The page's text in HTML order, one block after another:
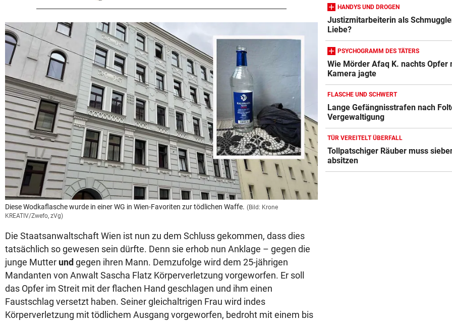
Diese Wodkaflasche wurde in einer WG in Wien-Favoriten zur tödlichen Waffe. (Bild: Krone
KREATIV/Zwefo, zVg)
Die Staatsanwaltschaft Wien ist nun zu dem Schluss gekommen, dass dies
tatsächlich so gewesen sein dürfte. Denn sie erhob nun Anklage – gegen die
junge Mutter und gegen ihren Mann. Demzufolge wird dem 25-jährigen
Mandanten von Anwalt Sascha Flatz Körperverletzung vorgeworfen. Er soll
das Opfer im Streit mit der flachen Hand geschlagen und ihm einen
Faustschlag versetzt haben. Seiner gleichaltrigen Frau wird indes
Körperverletzung mit tödlichem Ausgang vorgeworfen, bedroht mit einem bis
Wincent Weiss: Fanliebe und
falscher Freitag
HANDYS UND DROGEN
Justizmitarbeiterin als
Liebe?
PSYCHOGRAMM DES TÄTERS
Wie Mörder Afaq K. nachts Opfer
Kamera jagte
FLASCHE UND SCHWERT
Lange Gefängnisstrafen nach
Vergewaltigung
TÜR VEREITELT ÜBERFALL
Tollpatschiger Räuber muss
absitzen